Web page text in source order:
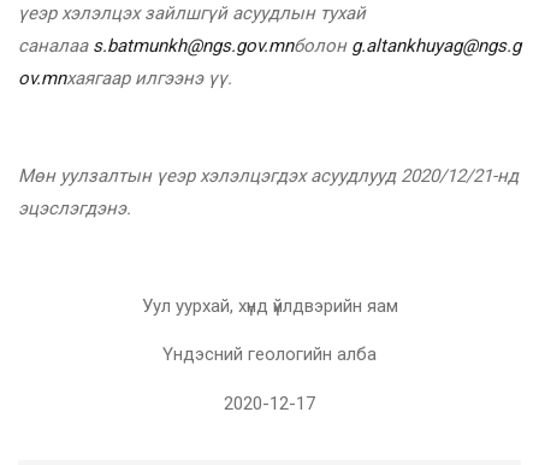
үеэр хэлэлцэх зайлшгүй асуудлын тухай
саналаа s.batmunkh@ngs.gov.mnболон g.altankhuyag@ngs.g
ov.mnхаягаар илгээнэ үү.
Мөн уулзалтын үеэр хэлэлцэгдэх асуудлууд 2020/12/21-нд
эцэслэгдэнэ.
Уул уурхай, хүнд үйлдвэрийн яам
Үндэсний геологийн алба
2020-12-17